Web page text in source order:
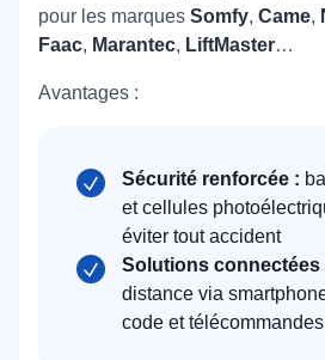
pour les marques Somfy, Came,
Faac, Marantec, LiftMaster…
Avantages :
Sécurité renforcée :
et cellules
éviter tout accident
Solutions connectées
distance via
code et